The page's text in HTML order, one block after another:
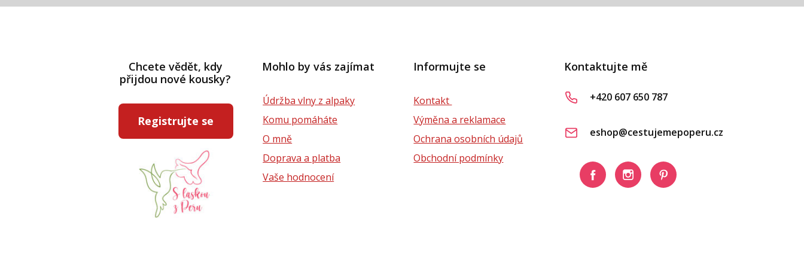
Chcete vědět, kdy
přijdou nové kousky?
Registrujte se
Mohlo by vás zajímat
Údržba vlny z alpaky
Komu pomáháte
O mně
Doprava a platba
Vaše hodnocení
Informujte se
Kontakt
Výměna a reklamace
Ochrana osobních údajů
Obchodní podmínky
Kontaktujte mě
+420 607 650 787
eshop@cestujemepoperu.cz